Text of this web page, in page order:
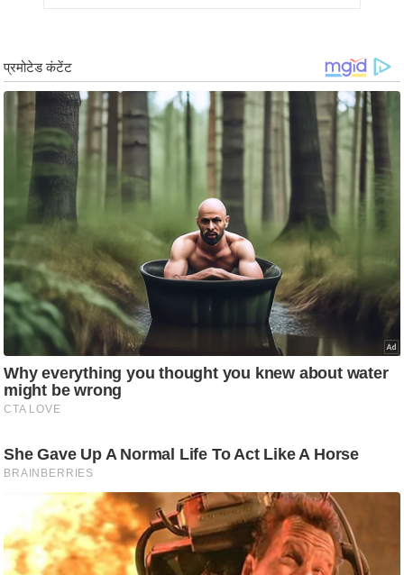
e
a
k
e
w
s
ला
इ
स्टा
इ
ल
टे
क्नॉ
जी
ब्यू
टी